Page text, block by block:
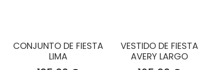
CONJUNTO DE FIESTA
LIMA
VESTIDO DE FIESTA
AVERY LARGO